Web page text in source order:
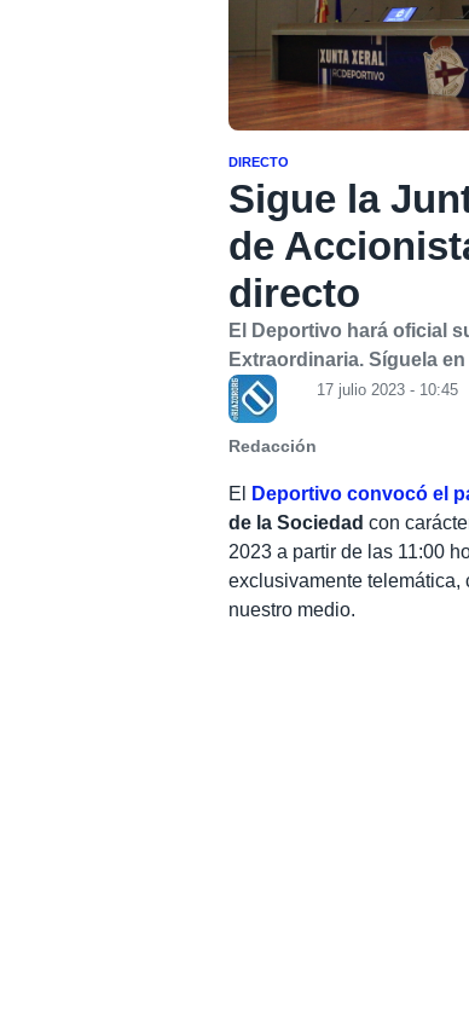
DIRECTO
Sigue la
de
directo
El Deportivo hará oficial
Extraordinaria. Síguela
Redacción
17 julio 2023 - 10:45
El Deportivo convocó el
de la Sociedad con
2023 a partir de las 11:00
exclusivamente telemática,
nuestro medio.